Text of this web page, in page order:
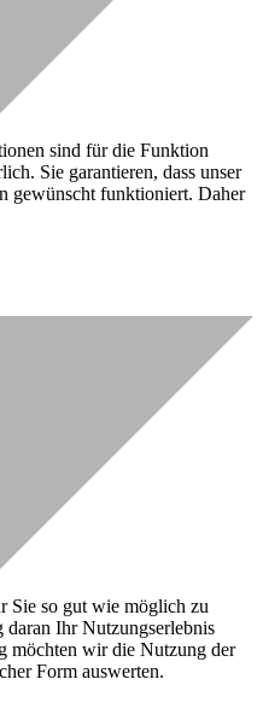
sind für die Funktion
Sie garantieren, dass unser
gewünscht funktioniert. Daher
Sie so gut wie möglich zu
daran Ihr Nutzungserlebnis
möchten wir die Nutzung der
Form auswerten.